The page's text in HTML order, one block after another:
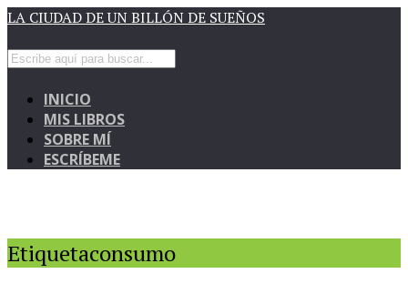
LA CIUDAD DE UN BILLÓN DE SUEÑOS
INICIO
MIS LIBROS
SOBRE MÍ
ESCRÍBEME
Etiquetaconsumo